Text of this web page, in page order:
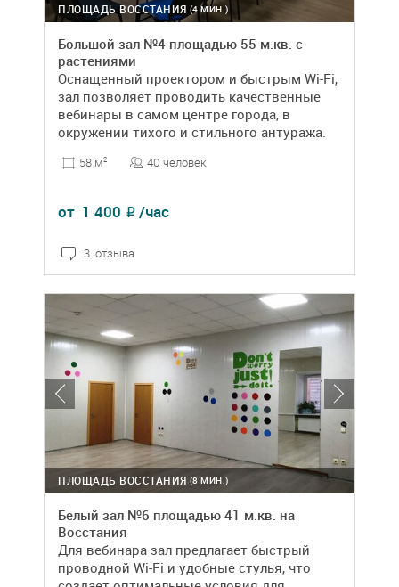
(4 МИН.)
ПЛОЩАДЬ ВОССТАНИЯ
Большой зал №4 площадью 55 м.кв. с
растениями
Оснащенный проектором и быстрым Wi-Fi,
зал позволяет проводить качественные
вебинары в самом центре города, в
окружении тихого и стильного антуража.
58 м2 40 человек
от 1 400 ₽ /час
3 отзыва
(8 МИН.)
ПЛОЩАДЬ ВОССТАНИЯ
Белый зал №6 площадью 41 м.кв. на
Восстания
Для вебинара зал предлагает быстрый
проводной Wi-Fi и удобные стулья, что